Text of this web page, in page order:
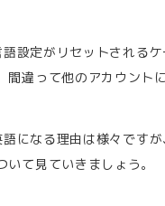
定がリセットされるケ
違って他のアカウント
になる理由は様々です
て見ていきましょう。